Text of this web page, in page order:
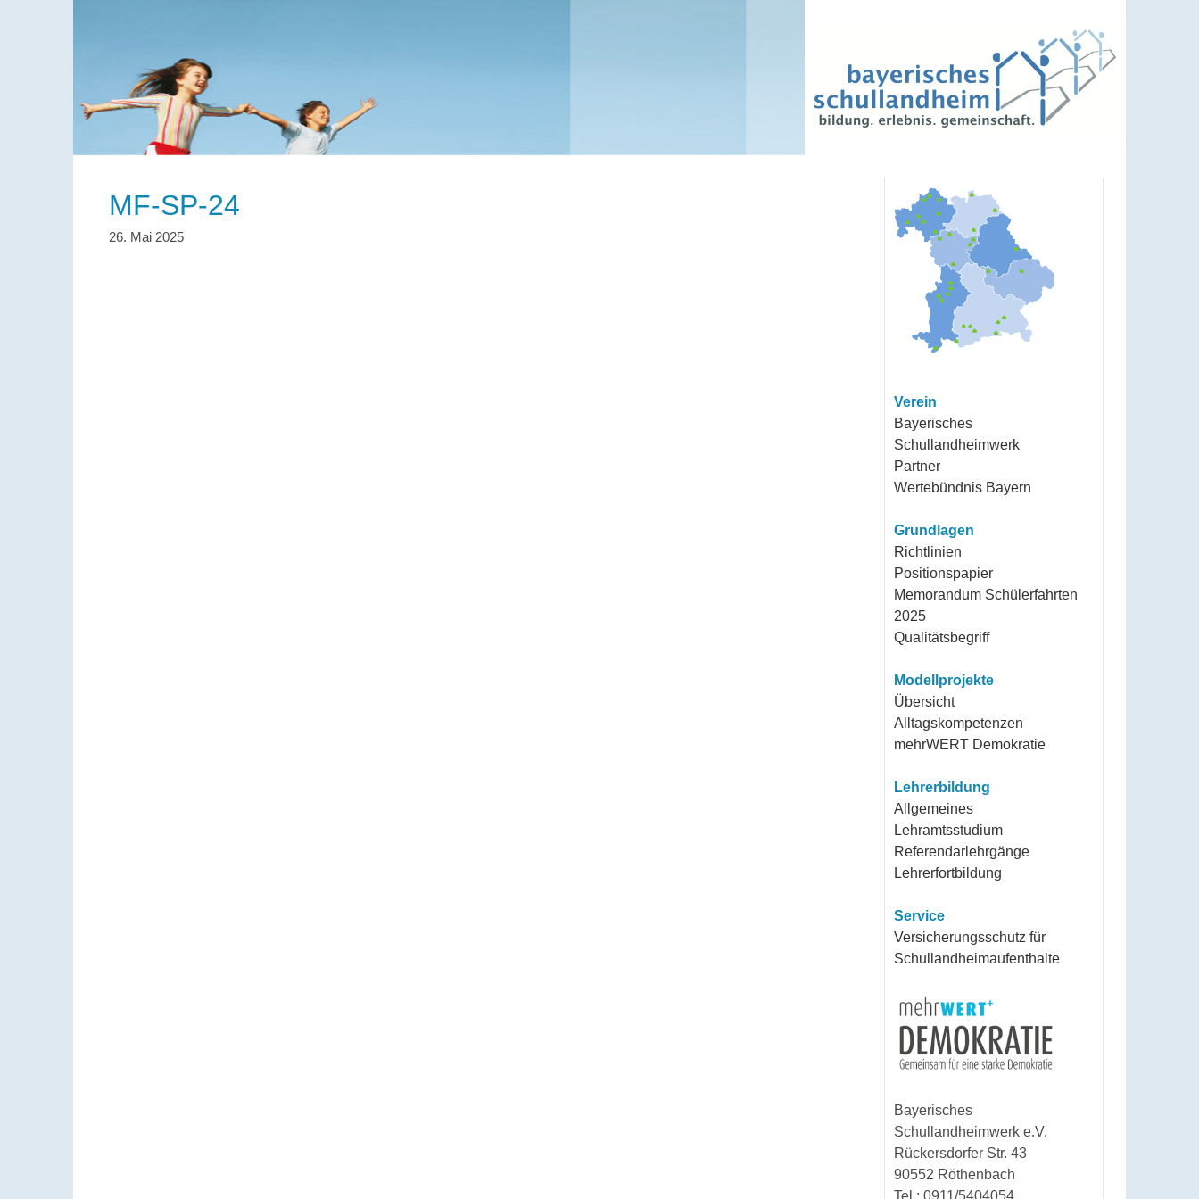
Verein
Bayerisches
Schullandheimwerk
Partner
Wertebündnis Bayern
Grundlagen
Richtlinien
Positionspapier
Memorandum Schülerfahrten
2025
Qualitätsbegriff
Modellprojekte
Übersicht
Alltagskompetenzen
mehrWERT Demokratie
Lehrerbildung
Allgemeines
Lehramtsstudium
Referendarlehrgänge
Lehrerfortbildung
Service
Versicherungsschutz für
Schullandheimaufenthalte
Bayerisches
Schullandheimwerk e.V.
Rückersdorfer Str. 43
90552 Röthenbach
MF-SP-24